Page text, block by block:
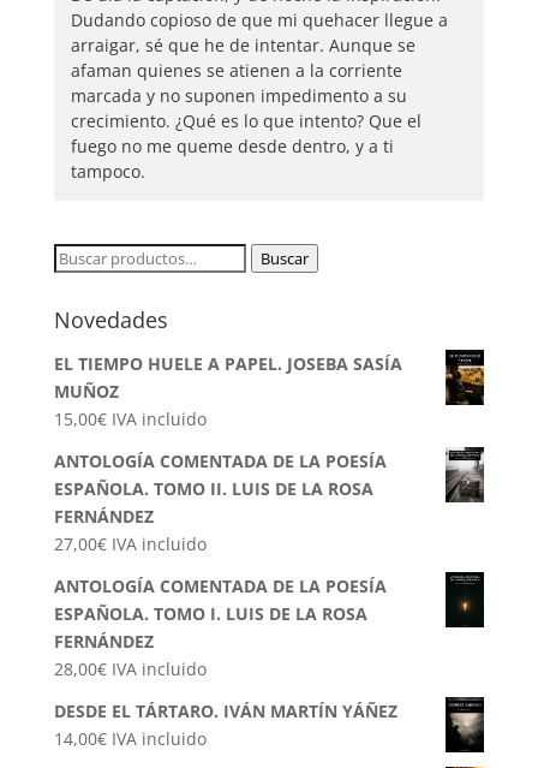
Dudando copioso de que mi quehacer llegue a
arraigar, sé que he de intentar. Aunque se
afaman quienes se atienen a la corriente
marcada y no suponen impedimento a su
crecimiento. ¿Qué es lo que intento? Que el
fuego no me queme desde dentro, y a ti
tampoco.
Buscar
Buscar
Novedades
EL TIEMPO HUELE A PAPEL. JOSEBA SASÍA
MUÑOZ
15,00€ IVA incluido
ANTOLOGÍA COMENTADA DE LA POESÍA
ESPAÑOLA. TOMO II. LUIS DE LA ROSA
FERNÁNDEZ
27,00€ IVA incluido
ANTOLOGÍA COMENTADA DE LA POESÍA
ESPAÑOLA. TOMO I. LUIS DE LA ROSA
FERNÁNDEZ
28,00€ IVA incluido
DESDE EL TÁRTARO. IVÁN MARTÍN YÁÑEZ
14,00€ IVA incluido